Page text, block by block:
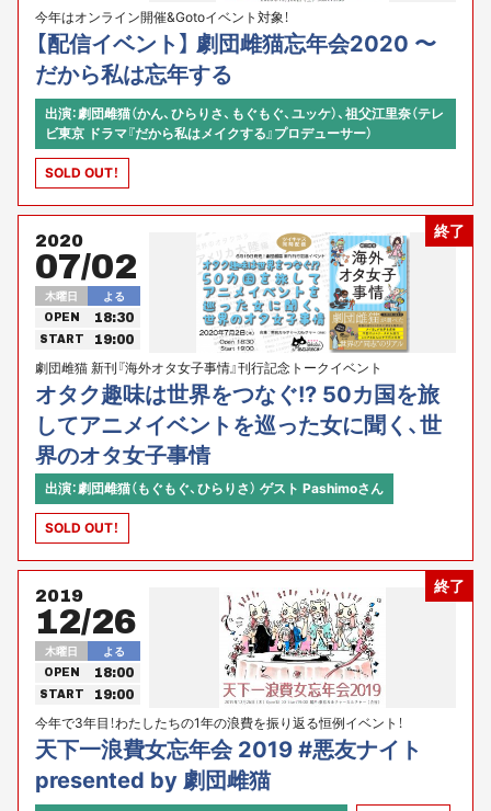
今年はオンライン開催&Gotoイベント対象！
【配信イベント】 劇団雌猫忘年会2020 〜
だから私は忘年する
出演：劇団雌猫（かん、ひらりさ、もぐもぐ、ユッケ）、祖父江里奈（テレ
ビ東京 ドラマ『だから私はメイクする』プロデューサー）
SOLD OUT！
終了
2020
07/02
木曜日 よる
OPEN 18:30
START 19:00
劇団雌猫 新刊『海外オタ女子事情』刊行記念トークイベント
オタク趣味は世界をつなぐ!? 50カ国を旅
してアニメイベントを巡った女に聞く、世
界のオタ女子事情
出演：劇団雌猫（もぐもぐ、ひらりさ） ゲスト Pashimoさん
SOLD OUT！
終了
2019
12/26
木曜日 よる
OPEN 18:00
START 19:00
今年で3年目！わたしたちの1年の浪費を振り返る恒例イベント！
天下一浪費女忘年会 2019 #悪友ナイト
presented by 劇団雌猫